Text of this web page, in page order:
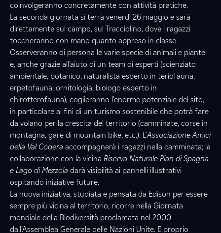
coinvolgeranno concretamente con attività pratiche.
La seconda giornata si terrà venerdì 26 maggio e sarà
direttamente sul campo, sul Tracciolino, dove i ragazzi
toccheranno con mano quanto appreso in classe.
Osserveranno di persona le varie specie di animali e piante
e, anche grazie all’aiuto di un team di esperti (scienziato
ambientale, botanico, naturalista esperto in teriofauna,
erpetofauna, ornitologia, biologo esperto in
chirotterofauna), coglieranno l’enorme potenziale del sito,
in particolare ai fini di un turismo sostenibile che potrà fare
da volano per la crescita del territorio (camminate, corse in
montagna, gare di mountain bike, etc.). L’Associazione Amici
della Val Codera accompagnerà i ragazzi nella camminata; la
collaborazione con la vicina Riserva Naturale Pian di Spagna
e Lago di Mezzola darà visibilità ai pannelli illustrativi
ospitando iniziative future.
La nuova iniziativa, studiata e pensata da Edison per essere
sempre più vicina al territorio, ricorre nella Giornata
mondiale della Biodiversità proclamata nel 2000
dall’Assemblea Generale delle Nazioni Unite. E proprio